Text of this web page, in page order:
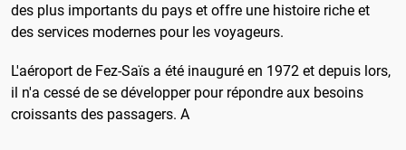
des plus importants du pays et offre une histoire riche et
des services modernes pour les voyageurs.
L'aéroport de Fez-Saïs a été inauguré en 1972 et depuis lors,
il n'a cessé de se développer pour répondre aux besoins
croissants des passagers. A